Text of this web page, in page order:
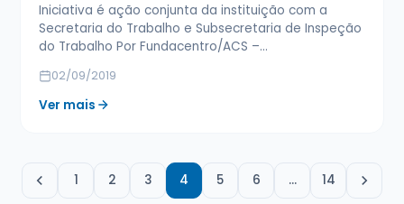
Iniciativa é ação conjunta da instituição com a
Secretaria do Trabalho e Subsecretaria de Inspeção
do Trabalho Por Fundacentro/ACS –…
02/09/2019
Ver mais
1 2 3 4 5 6 … 14